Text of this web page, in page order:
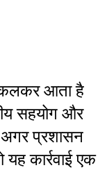
आता है
सहयोग और
प्रशासन
यह कार्रवाई एक